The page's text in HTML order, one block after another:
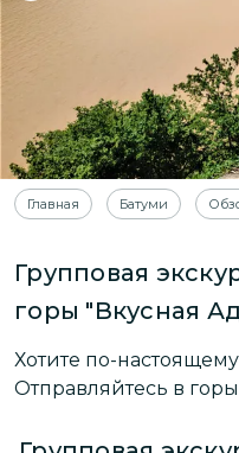
Главная Батуми
Групповая
горы "Вкусная
Хотите по-
Отправляйтесь в